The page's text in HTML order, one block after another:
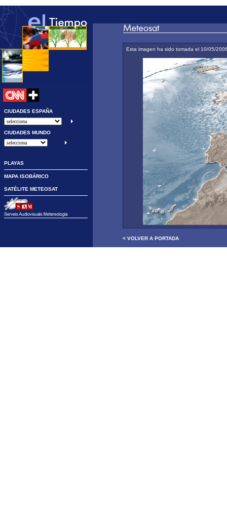
CIUDADES ESPAÑA
CIUDADES MUNDO
PLAYAS
MAPA ISOBÁRICO
SATÉLITE METEOSAT
Esta imagen ha sido tomada el 10/05/
< VOLVER A PORTADA